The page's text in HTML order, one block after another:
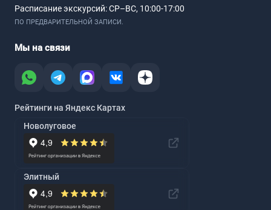
Расписание экскурсий:СР–ВС, 10:00-17:00
ПО ПРЕДВАРИТЕЛЬНОЙ ЗАПИСИ.
Мы на связи
Рейтинги на Яндекс Картах
Новолуговое
Элитный